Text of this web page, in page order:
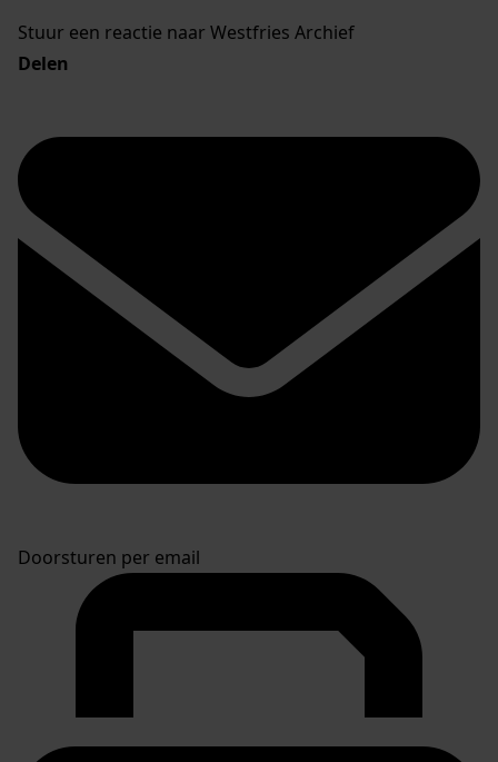
Stuur een reactie naar Westfries Archief
Delen
Doorsturen per email